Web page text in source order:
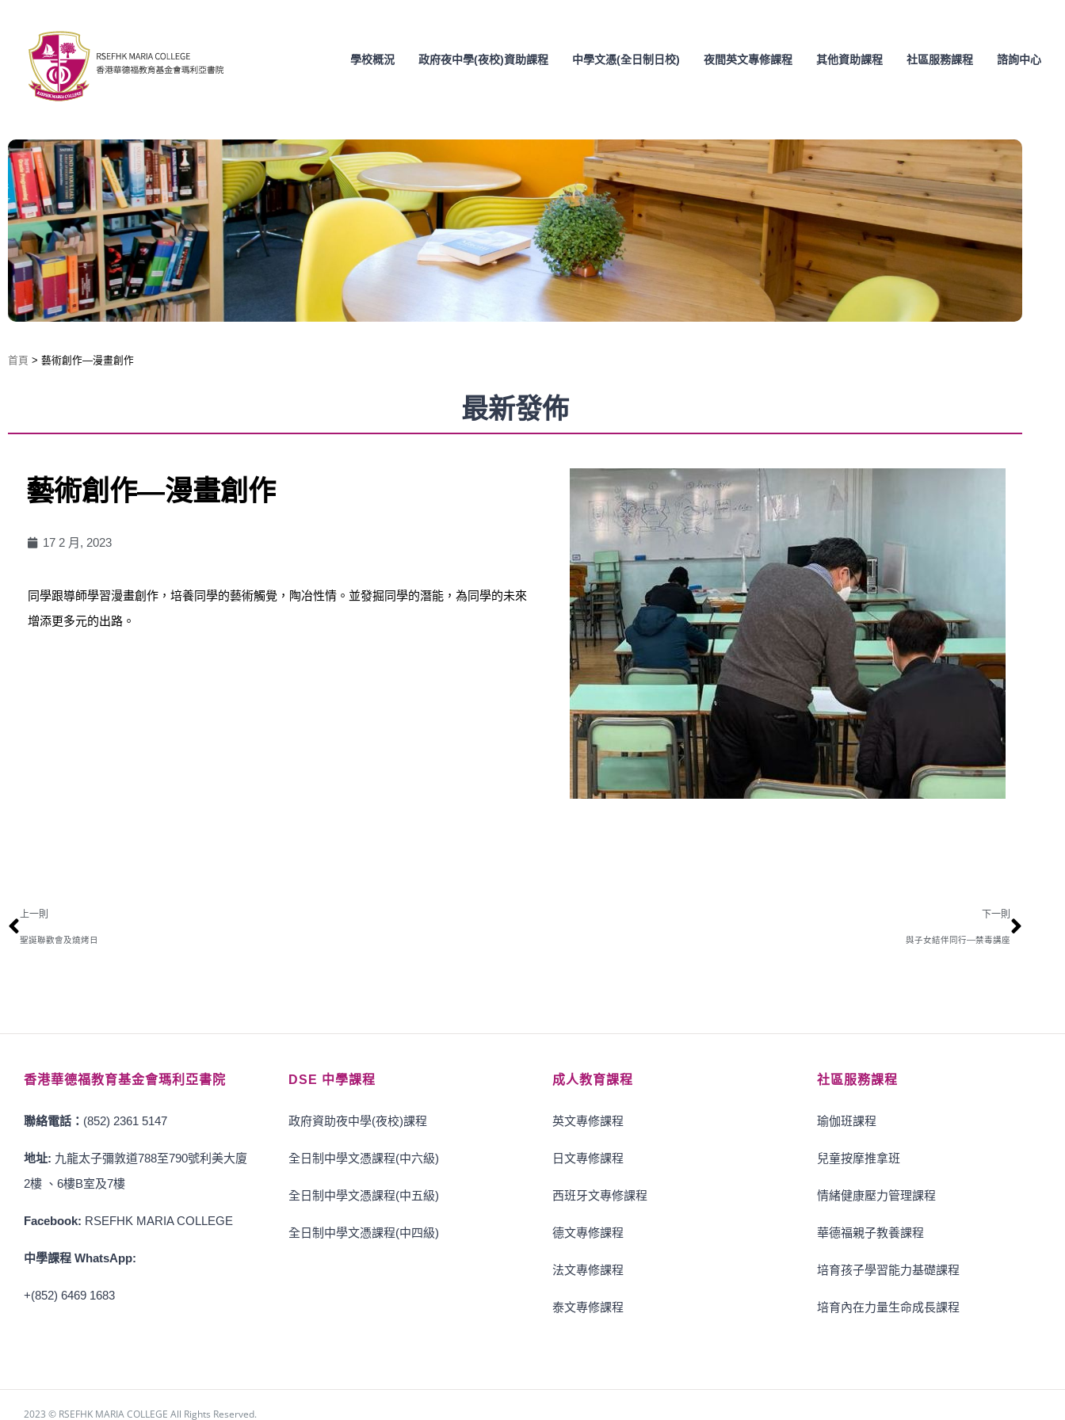
學校概況 政府夜中學(夜校)資助課程 中學文憑(全日制日校) 夜間英文專修課程 其他資助課程 社區服務課程 諮詢中心
首頁 > 藝術創作—漫畫創作
最新發佈
藝術創作—漫畫創作
17 2 月, 2023
同學跟導師學習漫畫創作，培養同學的藝術觸覺，陶冶性情。並發掘同學的潛能，為同學的未來
增添更多元的出路。
上一則
聖誕聯歡會及燒烤日
下一則
與子女結伴同行—禁毒講座
香港華德福教育基金會瑪利亞書院
聯絡電話： (852) 2361 5147
地址: 九龍太子彌敦道788至790號利美大廈
2樓 、6樓B室及7樓
Facebook: RSEFHK MARIA COLLEGE
中學課程 WhatsApp:
+(852) 6469 1683
DSE 中學課程
政府資助夜中學(夜校)課程
全日制中學文憑課程(中六級)
全日制中學文憑課程(中五級)
全日制中學文憑課程(中四級)
成人教育課程
英文專修課程
日文專修課程
西班牙文專修課程
德文專修課程
法文專修課程
泰文專修課程
社區服務課程
瑜伽班課程
兒童按摩推拿班
情緒健康壓力管理課程
華德福親子教養課程
培育孩子學習能力基礎課程
培育內在力量生命成長課程
2023 © RSEFHK MARIA COLLEGE All Rights Reserved.